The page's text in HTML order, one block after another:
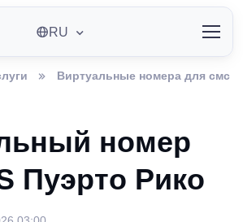
RU
Виртуальные номера для смс
номер
Пуэрто Рико